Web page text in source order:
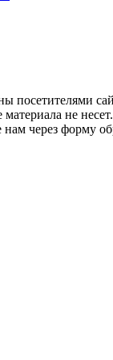
материала не
через форму